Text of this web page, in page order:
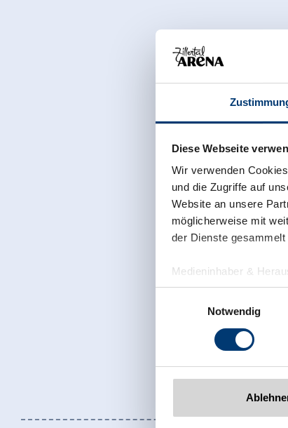
Diese Webseite
Wir verwenden
und die Zugriffe auf
Website an unsere
möglicherweise mit
der Dienste gesammelt
Medieninhaber &
Zeller Bergbahnen
Rohr 23// A-6280 Zell
www.zillertalarena.com
Notwendig